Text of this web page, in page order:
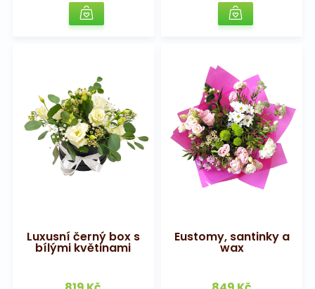
Luxusní černý box s
bílými květinami
Eustomy, santinky a
wax